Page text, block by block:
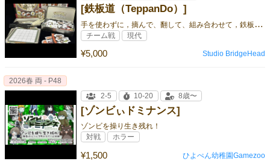
[鉄板道（TeppanDo）]
手
を使わずに，摘んで、翻して、組み合わせて，鉄板焼きの謎を解く！
¥5,000
チーム戦 現代
Studio BridgeHead
[ゾンビぃドミナンス]
ゾンビを操り生き残れ！
¥1,500
2026春 両 - P48
2-5
10-20 8歳〜
対戦 ホラー
ひよぺん幼稚園Gamezoo